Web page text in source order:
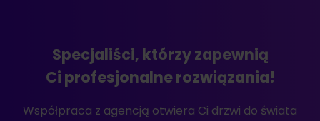
Specjaliści, którzy zapewnią
Ci profesjonalne rozwiązania!
Współpraca z agencją otwiera Ci drzwi do świata